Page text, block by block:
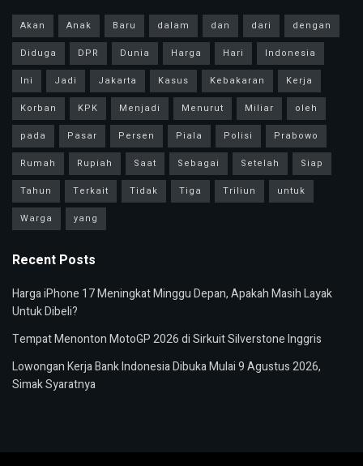
Akan Anak Baru dalam dan dari
dengan
Diduga
DPR Dunia Harga Hari
Indonesia
Ini
Jadi Jakarta Kasus Kebakaran
Kerja
Korban
KPK Menjadi Menurut Miliar
oleh
pada
Pasar Persen Piala Polisi
Prabowo
Rumah
Rupiah Saat Sebagai Setelah
Siap
Tahun
Terkait Tidak Tiga Triliun
untuk
Warga
yang
Recent Posts
Harga iPhone 17 Meningkat Minggu Depan, Apakah Masih Layak
Untuk Dibeli?
Tempat Menonton MotoGP 2026 di Sirkuit Silverstone Inggris
Lowongan Kerja Bank Indonesia Dibuka Mulai 9 Agustus 2026,
Simak Syaratnya